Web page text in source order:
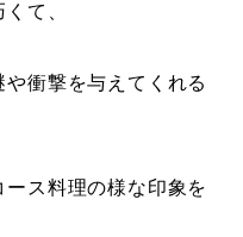
て、
衝撃を与えてくれる
ス料理の様な印象を